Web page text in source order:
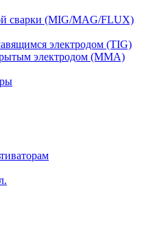
сварки (MIG/MAG/FLUX)
электродом (TIG)
электродом (MMA)